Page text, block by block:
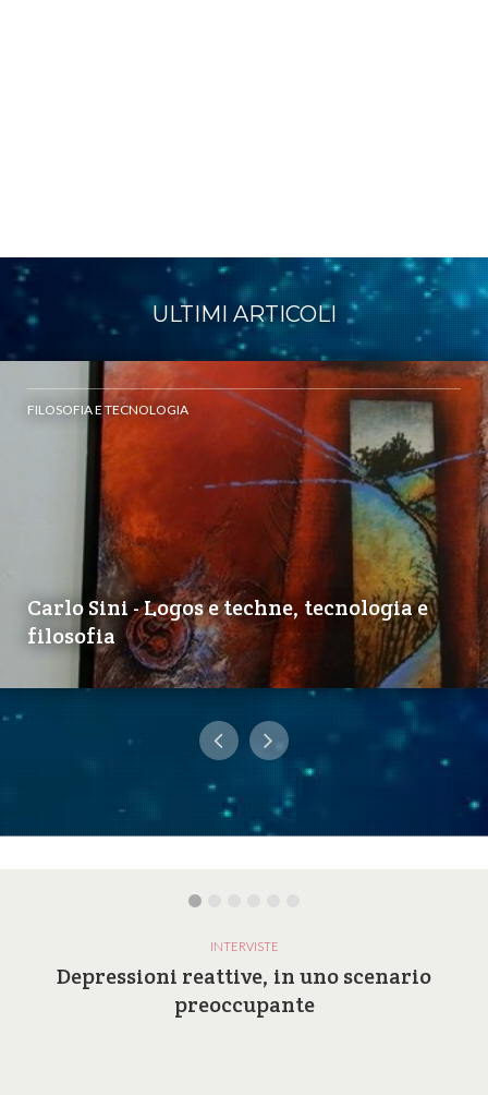
ULTIMI ARTICOLI
FILOSOFIA E TECNOLOGIA
Carlo Sini - Logos e techne, tecnologia e
filosofia
INTERVISTE
Depressioni reattive, in uno scenario
preoccupante